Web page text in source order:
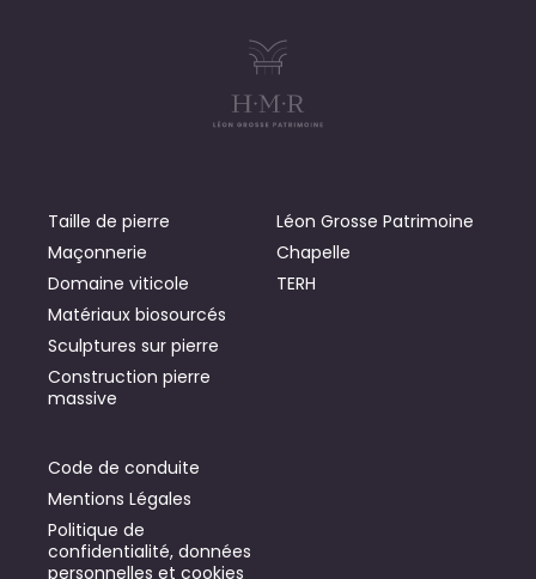
Taille de pierre
Maçonnerie
Domaine viticole
Matériaux biosourcés
Sculptures sur pierre
Construction pierre
massive
Léon Grosse Patrimoine
Chapelle
TERH
Code de conduite
Mentions Légales
Politique de
confidentialité, données
personnelles et cookies